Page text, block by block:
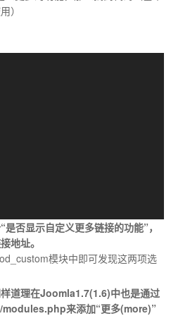
）
否显示自定义更多链接的功能”，
地址。
模块中即可发现这两项选
道理在Joomla1.7(1.6)中也是通过
来添加“更多(more)”